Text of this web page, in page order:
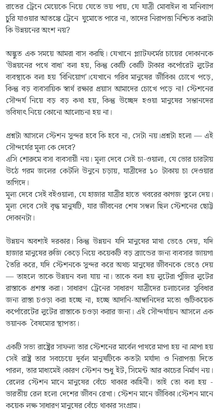
রাতের ট্রেনে মেয়েকে নিয়ে যেতে ভয় পায়, যে যাত্রী মোবাইল বা মানিব্যাগ
চুরি যাওয়ার আতঙ্কে ট্রেনে ঘুমোতে পারে না, তাদের নিরাপত্তা নিশ্চিত করাটা
কি উন্নয়নের অংশ নয়?
অদ্ভুত এক সময়ে আমরা বাস করছি। যেখানে প্ল্যাটফর্মের চায়ের দোকানকে
'উন্নয়নের পথে বাধা' বলা হয়, কিন্তু কোটি কোটি টাকার কর্পোরেট লুটের
ব্যবস্থাকে বলা হয় 'বিনিয়োগ'।যেখানে গরিব মানুষের জীবিকা চোখে পড়ে,
কিন্তু বড় ব্যবসায়িক স্বার্থ রক্ষার প্রয়াস আমাদের চোখে পড়ে না! স্টেশনের
সৌন্দর্য নিয়ে বড় বড় কথা হয়, কিন্তু উচ্ছেদ হওয়া মানুষের সন্তানদের
ভবিষ্যৎ নিয়ে কোনো আলোচনা হয় না।
প্রশ্নটা আসলে স্টেশন সুন্দর হবে কি হবে না, সেটা নয়।প্রশ্নটা হলো — এই
সৌন্দর্যের মূল্য কে দেবে?
এসি শোরুমে বসা ব্যবসায়ী নয়। মূল্য দেবে সেই চা-ওয়ালা, যে ভোর চারটায়
উঠে গরম জলের কেটলি উনুনে চড়ায়, যাত্রীদের ১০ টাকায় চা দেওয়ার
তাগিদে।
মূল্য দেবে সেই বইওয়ালা, যে হাজার যাত্রীর হাতে খবরের কাগজ তুলে দেয়।
মূল্য দেবে সেই বৃদ্ধ মানুষটি, যার জীবনের শেষ সম্বল ছিল স্টেশনের ছোট্ট
দোকানটা।
উন্নয়ন অবশ্যই দরকার। কিন্তু উন্নয়ন যদি মানুষের মাথা ভেঙে দেয়, যদি
হাজার মানুষের রুজি কেড়ে নিয়ে কয়েকটি বড় ব্র্যান্ডের জন্য ব্যবসার জায়গা
তৈরি করে, যদি স্টেশনকে সুন্দর করে অথচ মানুষের জীবনকে ভেঙে দেয়
— তাহলে তাকে উন্নয়ন বলা যায় না। তাকে বলা হয় লুটেরা পুঁজির লুটের
রাস্তাকে প্রশস্ত করা। সাধারণ ট্রেনের সাধারণ যাত্রীদের চলাচলের সুবিধার
জন্য রাস্তা চওড়া করা হচ্ছে না, হচ্ছে আদানি-আম্বানিদের মতো গুটিকয়েক
কর্পোরেটের লুটের রাস্তাকে চওড়া করার জন্য। এই সৌন্দর্যায়ন আসলে এক
ভয়ানক বৈষম্যের স্থাপত্য।
একটি সভ্য রাষ্ট্রের সাফল্য তার স্টেশনের মার্বেল পাথরে মাপা হয় না।মাপা হয়
সেই রাষ্ট্র তার সবচেয়ে দুর্বল মানুষটিকে কতটা মর্যাদা ও নিরাপত্তা দিতে
পারল, তার মাধ্যমেই।কারণ স্টেশন শুধু ইট, সিমেন্ট আর কাচের নির্মাণ নয়।
রেলের স্টেশন মানে মানুষের বেঁচে থাকার কাহিনী। তাই তো বলা হয় -
ভারতীয় রেল হলো দেশের জীবন রেখা। স্টেশন মানে জীবিকা।স্টেশন মানে
কয়েক লক্ষ সাধারণ মানুষের বেঁচে থাকার সংগ্রাম।